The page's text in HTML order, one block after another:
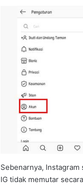
Sebenarnya,
IG tidak memutar